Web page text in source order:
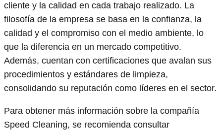
cliente y la calidad en cada trabajo realizado. La
filosofía de la empresa se basa en la confianza, la
calidad y el compromiso con el medio ambiente, lo
que la diferencia en un mercado competitivo.
Además, cuentan con certificaciones que avalan sus
procedimientos y estándares de limpieza,
consolidando su reputación como líderes en el sector.
Para obtener más información sobre la compañía
Speed Cleaning, se recomienda consultar